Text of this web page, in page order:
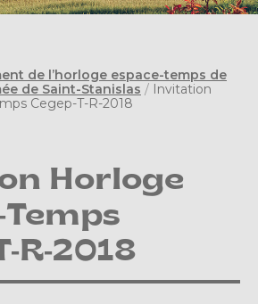
de l’horloge espace-temps de
de Saint-Stanislas / Invitation
Cegep-T-R-2018
Horloge
Temps
R-2018